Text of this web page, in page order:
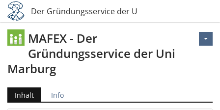
MAFEX - Der Gründungsservice der Uni Marburg
MAFEX - Der
Gründungsservice der Uni
Marburg
Inhalt Info